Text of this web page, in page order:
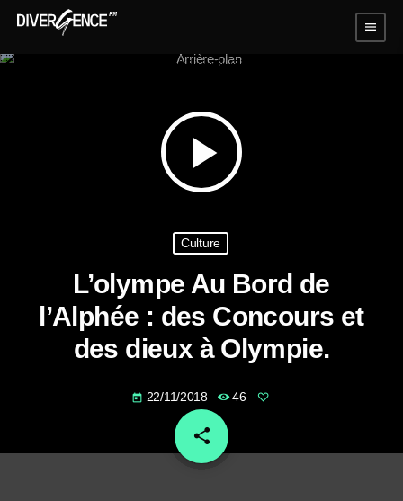
menu
play_arrow
Culture
L’olympe Au Bord de
l’Alphée : des Concours et
des dieux à Olympie.
today 22/11/2018 46
share
email